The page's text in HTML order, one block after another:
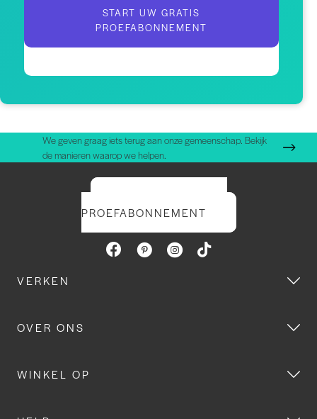
START UW GRATIS
PROEFABONNEMENT
We geven graag iets terug aan onze gemeenschap. Bekijk
de manieren waarop we helpen.
PROEFABONNEMENT
VERKEN
OVER ONS
WINKEL OP